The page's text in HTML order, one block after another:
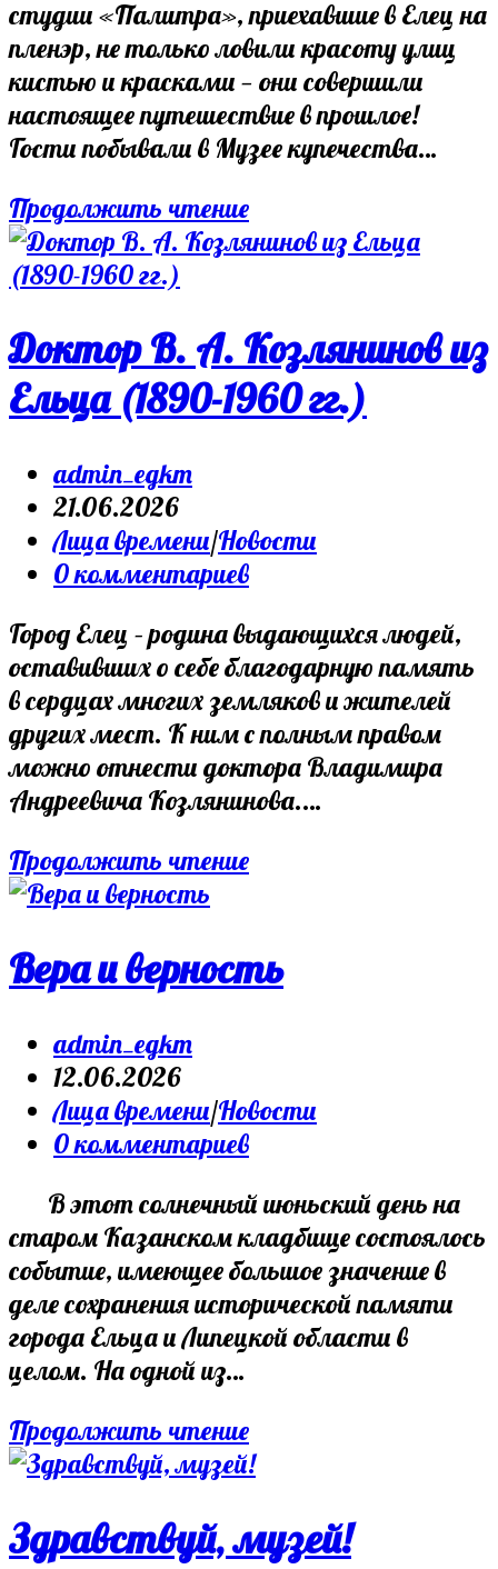
студии «Палитра», приехавшие в Елец на
пленэр, не только ловили красоту улиц
кистью и красками — они совершили
настоящее путешествие в прошлое!
Гости побывали в Музее купечества…
Продолжить чтениеЮные
художники
окунулись
в
атмосферу
Доктор В. А. Козлянинов из
Ельца (1890-1960 гг.)
Post
author:
admin_egkm
Запись
опубликована:
21.06.2026
Post
category:
Лица времени/Новости
Post
0 комментариев
Город Елец – родина выдающихся людей,
оставивших о себе благодарную память
в сердцах многих земляков и жителей
других мест. К ним с полным правом
можно отнести доктора Владимира
Андреевича Козлянинова.…
Продолжить чтениеДоктор
Козлянинов
из
1960
гг.)
Вера и верность
Post
author:
admin_egkm
Запись
опубликована:
12.06.2026
Post
category:
Лица времени/Новости
Post
0 комментариев
В этот солнечный июньский день на
старом Казанском кладбище состоялось
событие, имеющее большое значение в
деле сохранения исторической памяти
города Ельца и Липецкой области в
целом. На одной из…
Продолжить чтениеВера
и
Здравствуй, музей!